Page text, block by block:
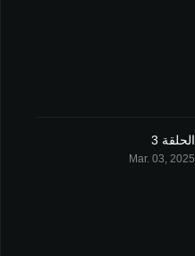
الحلقة 3
Mar. 03, 2025